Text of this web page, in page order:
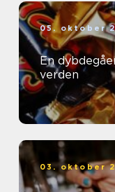
05. oktober
En
verden
03. oktober